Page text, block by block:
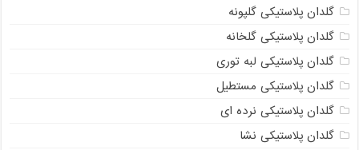
گلدان پلاستیکی گلپونه
گلدان پلاستیکی گلخانه
گلدان پلاستیکی لبه توری
گلدان پلاستیکی مستطیل
گلدان پلاستیکی نرده ای
گلدان پلاستیکی نشا